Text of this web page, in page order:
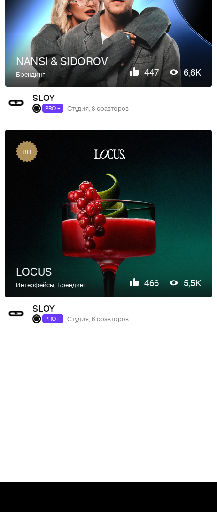
NANSI & SIDOROV
Брендинг 447 6,6K
SLOY
PRO + Студия, 8 соавторов
BR
LOCUS
Интерфейсы, Брендинг 466 5,5K
SLOY
PRO + Студия, 6 соавторов